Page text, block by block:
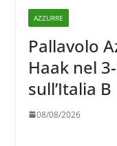
AZZURRE
Pallavolo
Haak nel
sull’Italia B
08/08/2026